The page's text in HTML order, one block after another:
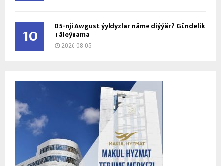
10 05-nji Awgust ýyldyzlar näme diýýär? Gündelik
Täleýnama
2026-08-05